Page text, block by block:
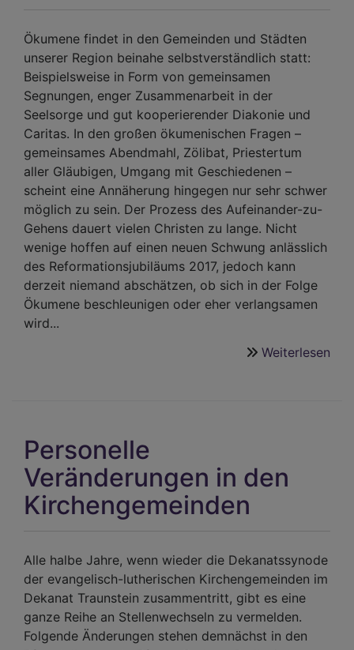
Ökumene findet in den Gemeinden und Städten
unserer Region beinahe selbstverständlich statt:
Beispielsweise in Form von gemeinsamen
Segnungen, enger Zusammenarbeit in der
Seelsorge und gut kooperierender Diakonie und
Caritas. In den großen ökumenischen Fragen –
gemeinsames Abendmahl, Zölibat, Priestertum
aller Gläubigen, Umgang mit Geschiedenen –
scheint eine Annäherung hingegen nur sehr schwer
möglich zu sein. Der Prozess des Aufeinander-zu-
Gehens dauert vielen Christen zu lange. Nicht
wenige hoffen auf einen neuen Schwung anlässlich
des Reformationsjubiläums 2017, jedoch kann
derzeit niemand abschätzen, ob sich in der Folge
Ökumene beschleunigen oder eher verlangsamen
wird...
Weiterlesen
Personelle
Veränderungen in den
Kirchengemeinden
Alle halbe Jahre, wenn wieder die Dekanatssynode
der evangelisch-lutherischen Kirchengemeinden im
Dekanat Traunstein zusammentritt, gibt es eine
ganze Reihe an Stellenwechseln zu vermelden.
Folgende Änderungen stehen demnächst in den